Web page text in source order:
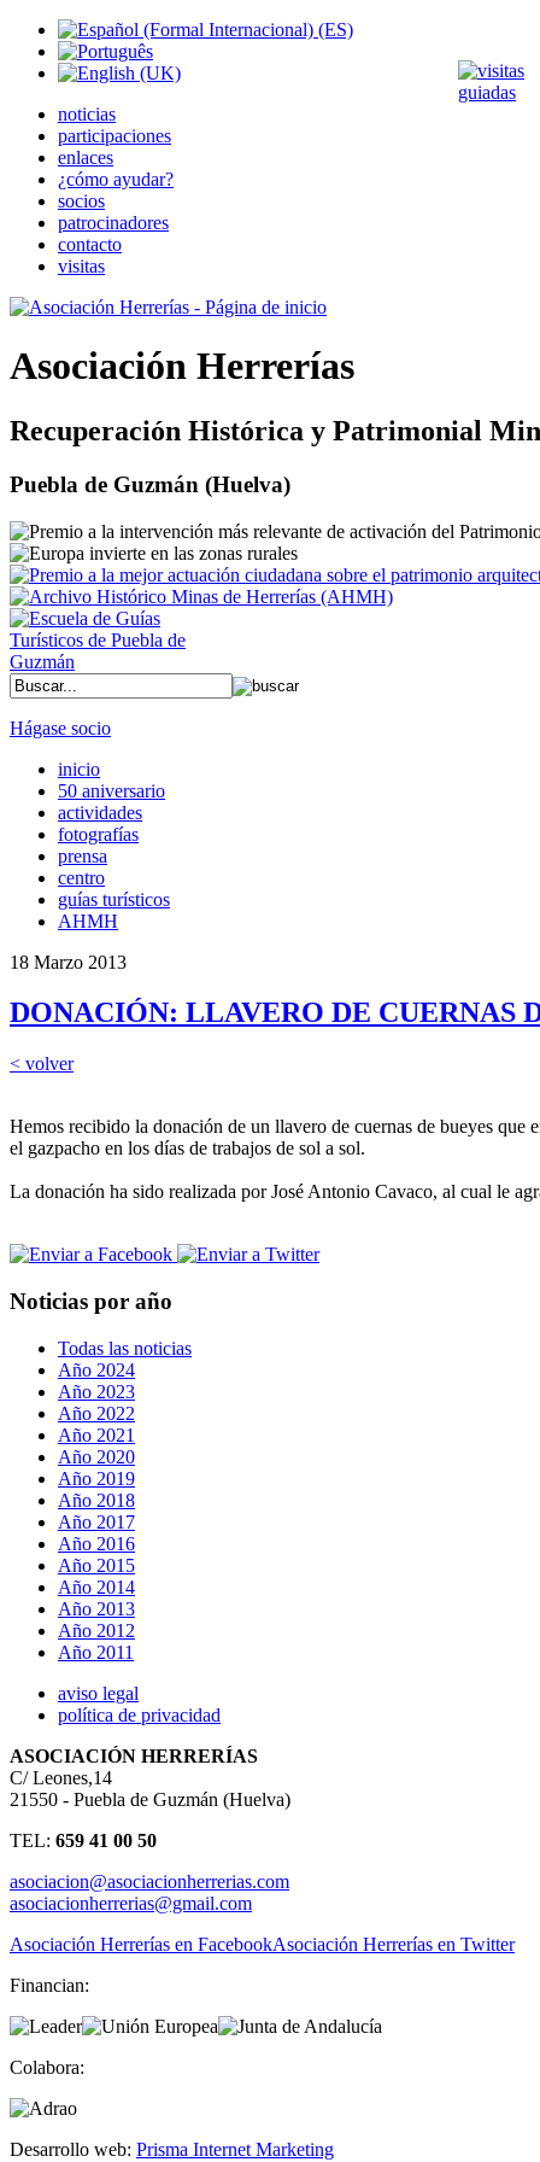
noticias
participaciones
enlaces
¿cómo ayudar?
socios
patrocinadores
contacto
visitas
Asociación Herrerías
Recuperación Histórica y Patrimonial
Puebla de Guzmán (Huelva)
Hágase socio
inicio
50 aniversario
actividades
fotografías
prensa
centro
guías turísticos
AHMH
18 Marzo 2013
DONACIÓN: LLAVERO DE CUERNAS
< volver
Hemos recibido la donación de un llavero de cuernas de bueyes
el gazpacho en los días de trabajos de sol a sol.
La donación ha sido realizada por José Antonio Cavaco, al cual le
Noticias por año
Todas las noticias
Año 2024
Año 2023
Año 2022
Año 2021
Año 2020
Año 2019
Año 2018
Año 2017
Año 2016
Año 2015
Año 2014
Año 2013
Año 2012
Año 2011
aviso legal
política de privacidad
ASOCIACIÓN HERRERÍAS
C/ Leones,14
21550 - Puebla de Guzmán (Huelva)
TEL: 659 41 00 50
asociacion@asociacionherrerias.com
asociacionherrerias@gmail.com
Asociación Herrerías en FacebookAsociación Herrerías en Twitter
Financian:
Colabora:
Desarrollo web: Prisma Internet Marketing